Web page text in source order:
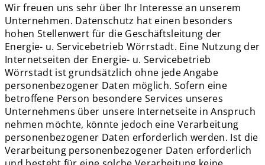
Wir freuen uns sehr über Ihr Interesse an unserem
Unternehmen. Datenschutz hat einen besonders
hohen Stellenwert für die Geschäftsleitung der
Energie- u. Servicebetrieb Wörrstadt. Eine Nutzung der
Internetseiten der Energie- u. Servicebetrieb
Wörrstadt ist grundsätzlich ohne jede Angabe
personenbezogener Daten möglich. Sofern eine
betroffene Person besondere Services unseres
Unternehmens über unsere Internetseite in Anspruch
nehmen möchte, könnte jedoch eine Verarbeitung
personenbezogener Daten erforderlich werden. Ist die
Verarbeitung personenbezogener Daten erforderlich